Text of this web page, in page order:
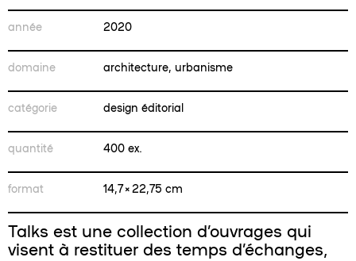
année 2020
domaine architecture, urbanisme
catégorie design éditorial
quantité 400 ex.
format 14,7 × 22,75 cm
Talks est une collection d’ouvrages qui
visent à restituer des temps d’échanges,